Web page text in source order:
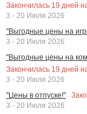
Закончилась 19 дней
3 - 20 Июля 2026
"Выгодные цены на
3 - 20 Июля 2026
"Выгодные цены на
Закончилась 19 дней
3 - 20 Июля 2026
"Цены в отпуске!"
3 - 20 Июля 2026